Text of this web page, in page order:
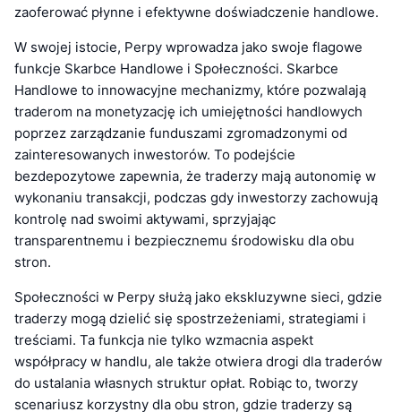
zaoferować płynne i efektywne doświadczenie handlowe.
W swojej istocie, Perpy wprowadza jako swoje flagowe
funkcje Skarbce Handlowe i Społeczności. Skarbce
Handlowe to innowacyjne mechanizmy, które pozwalają
traderom na monetyzację ich umiejętności handlowych
poprzez zarządzanie funduszami zgromadzonymi od
zainteresowanych inwestorów. To podejście
bezdepozytowe zapewnia, że traderzy mają autonomię w
wykonaniu transakcji, podczas gdy inwestorzy zachowują
kontrolę nad swoimi aktywami, sprzyjając
transparentnemu i bezpiecznemu środowisku dla obu
stron.
Społeczności w Perpy służą jako ekskluzywne sieci, gdzie
traderzy mogą dzielić się spostrzeżeniami, strategiami i
treściami. Ta funkcja nie tylko wzmacnia aspekt
współpracy w handlu, ale także otwiera drogi dla traderów
do ustalania własnych struktur opłat. Robiąc to, tworzy
scenariusz korzystny dla obu stron, gdzie traderzy są